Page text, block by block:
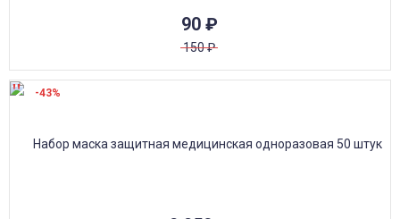
90 ₽
150₽
-43%